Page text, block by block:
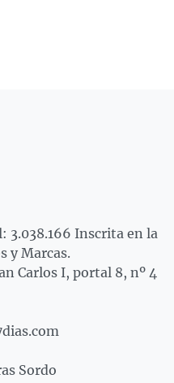
3.038.166 Inscrita en la
y Marcas.
Carlos I, portal 8, nº 4
Sordo